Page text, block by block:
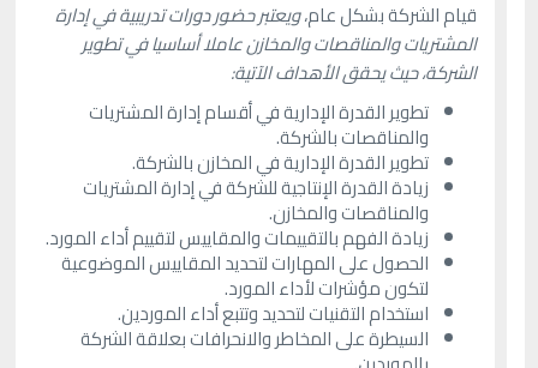
قيام الشركة بشكل عام،ويعتبر حضور دورات تدريبية في إدارة
المشتريات والمناقصات والمخازن عاملا أساسيا في تطوير
الشركة، حيث يحقق الأهداف الآتية:
تطوير القدرة الإدارية في أقسام إدارة المشتريات
والمناقصات بالشركة.
تطوير القدرة الإدارية في المخازن بالشركة.
زيادة القدرة الإنتاجية للشركة في إدارة المشتريات
والمناقصات والمخازن.
زيادة الفهم بالتقييمات والمقاييس لتقييم أداء المورد.
الحصول على المهارات لتحديد المقاييس الموضوعية
لتكون مؤشرات لأداء المورد.
استخدام التقنيات لتحديد وتتبع أداء الموردين.
السيطرة على المخاطر والانحرافات بعلاقة الشركة